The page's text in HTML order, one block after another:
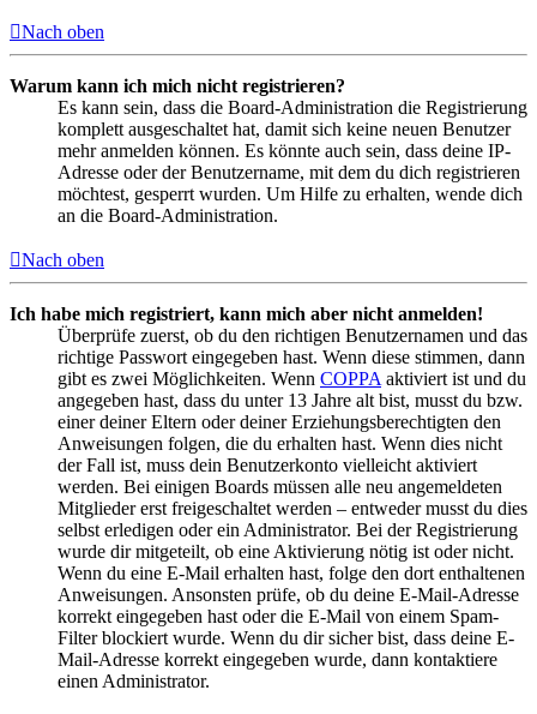
Nach oben
Warum kann ich mich nicht registrieren?
Es kann sein, dass die Board-Administration die Registrierung
komplett ausgeschaltet hat, damit sich keine neuen Benutzer
mehr anmelden können. Es könnte auch sein, dass deine IP-
Adresse oder der Benutzername, mit dem du dich registrieren
möchtest, gesperrt wurden. Um Hilfe zu erhalten, wende dich
an die Board-Administration.
Nach oben
Ich habe mich registriert, kann mich aber nicht anmelden!
Überprüfe zuerst, ob du den richtigen Benutzernamen und das
richtige Passwort eingegeben hast. Wenn diese stimmen, dann
gibt es zwei Möglichkeiten. Wenn COPPA aktiviert ist und du
angegeben hast, dass du unter 13 Jahre alt bist, musst du bzw.
einer deiner Eltern oder deiner Erziehungsberechtigten den
Anweisungen folgen, die du erhalten hast. Wenn dies nicht
der Fall ist, muss dein Benutzerkonto vielleicht aktiviert
werden. Bei einigen Boards müssen alle neu angemeldeten
Mitglieder erst freigeschaltet werden – entweder musst du dies
selbst erledigen oder ein Administrator. Bei der Registrierung
wurde dir mitgeteilt, ob eine Aktivierung nötig ist oder nicht.
Wenn du eine E-Mail erhalten hast, folge den dort enthaltenen
Anweisungen. Ansonsten prüfe, ob du deine E-Mail-Adresse
korrekt eingegeben hast oder die E-Mail von einem Spam-
Filter blockiert wurde. Wenn du dir sicher bist, dass deine E-
Mail-Adresse korrekt eingegeben wurde, dann kontaktiere
einen Administrator.